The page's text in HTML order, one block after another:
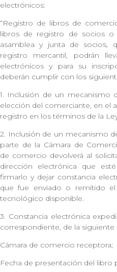
electrónicos:
“Registro de libros de
libros de registro de socios o
asamblea y junta de socios,
registro mercantil, podrán
electrónicos y para su
deberán cumplir con los
1. Inclusión de un mecanismo
elección del comerciante, en el
registro en los términos de la Ley
2. Inclusión de un mecanismo
parte de la Cámara de
de comercio devolverá al
dirección electrónica que
firmarlo y dejar constancia
que fue enviado o remitido
tecnológico disponible.
3. Constancia electrónica
correspondiente, de la siguiente
Cámara de comercio receptora;
Fecha de presentación del libro